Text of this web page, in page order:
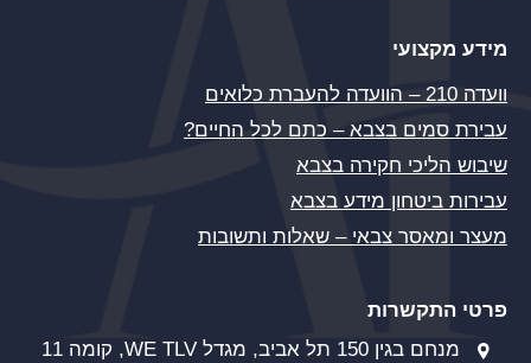
מידע מקצועי
וועדה 210 – הוועדה להעברת כלואים
עבירת סמים בצבא – כתם לכל החיים?
שיבוש הליכי חקירה בצבא
עבירות ביטחון מידע בצבא
מעצר ומאסר צבאי – שאלות ותשובות
פרטי התקשרות
מנחם בגין 150 תל אביב, מגדל WE TLV, קומה 11